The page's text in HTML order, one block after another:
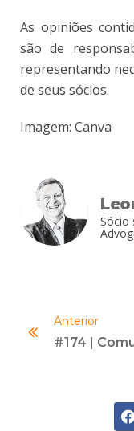
As opiniões
são de
representando
de seus sócios.
Imagem: Canva
Sócio
Anterior